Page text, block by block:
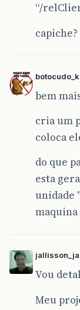
“/
capiche?
bem
cria um
coloca
do que
esta
unidade
Vou
Meu